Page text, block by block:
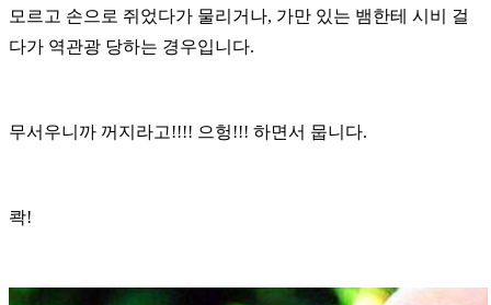
모르고 손으로 쥐었다가 물리거나, 가만 있는 뱀한테 시비 걸
다가 역관광 당하는 경우입니다.
무서우니까 꺼지라고!!!! 으헝!!! 하면서 뭅니다.
콱!